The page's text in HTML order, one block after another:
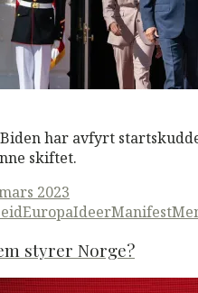
Biden har avfyrt
skiftet.
2023
EuropaIdeer
styrer Norge?